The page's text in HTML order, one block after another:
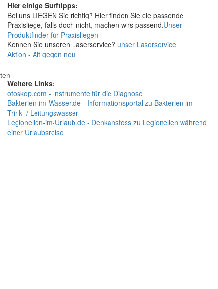
Hier einige Surftipps:
Bei uns LIEGEN Sie richtig? Hier finden Sie die passende
Praxisliege, falls doch nicht, machen wirs passend.Unser
Produktfinder für Praxisliegen
Kennen Sie unseren Laserservice? unser Laserservice
Aktion - Alt gegen neu
Weitere Links:
otoskop.com - Instrumente für die Diagnose
Bakterien-im-Wasser.de - Informationsportal zu Bakterien im
Trink- / Leitungswasser
Legionellen-im-Urlaub.de - Denkanstoss zu Legionellen während
einer Urlaubsreise